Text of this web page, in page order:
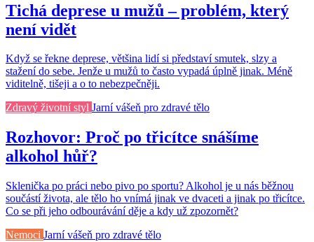
Tichá deprese u mužů – problém, který
není vidět
Když se řekne deprese, většina lidí si představí smutek, slzy a
stažení do sebe. Jenže u mužů to často vypadá úplně jinak. Méně
viditelně, tišeji a o to nebezpečněji.
Zdravý životní styl Jarní vášeň pro zdravé tělo
Rozhovor: Proč po třicítce snášíme
alkohol hůř?
Sklenička po práci nebo pivo po sportu? Alkohol je u nás běžnou
součástí života, ale tělo ho vnímá jinak ve dvaceti a jinak po třicítce.
Co se při jeho odbourávání děje a kdy už zpozornět?
Nemoci Jarní vášeň pro zdravé tělo